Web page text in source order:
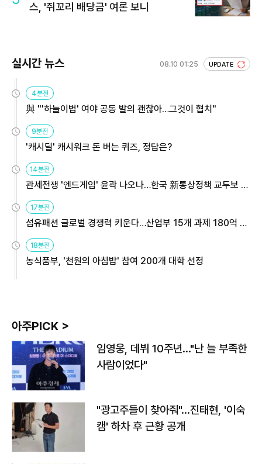
스, '쥐꼬리 배당금' 여론 보니
실시간 뉴스 08.10 01:25 UPDATE
4분전
與 "'하늘이법' 여야 공동 발의 괜찮아…그것이 협치"
9분전
'캐시딜' 캐시워크 돈 버는 퀴즈, 정답은?
14분전
관세전쟁 '엔드게임' 윤곽 나오나…한국 新통상정책 교두보 활
용해야
17분전
섬유패션 글로벌 경쟁력 키운다…산업부 15개 과제 180억 지
원
18분전
농식품부, '천원의 아침밥' 참여 200개 대학 선정
아주PICK >
임영웅, 데뷔 10주년…"난 늘 부족한
사람이었다"
"광고주들이 찾아줘"…진태현, '이숙
캠' 하차 후 근황 공개